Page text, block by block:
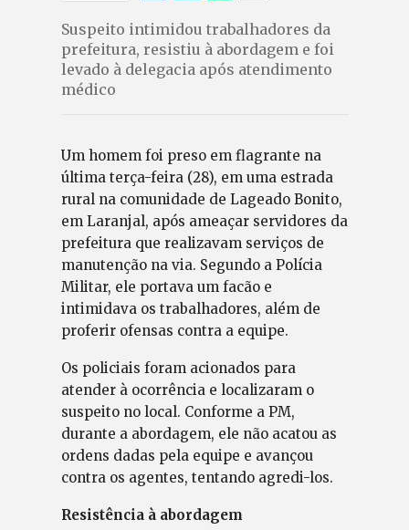
Suspeito intimidou trabalhadores da
prefeitura, resistiu à abordagem e foi
levado à delegacia após atendimento
médico
Um homem foi preso em flagrante na
última terça-feira (28), em uma estrada
rural na comunidade de Lageado Bonito,
em Laranjal, após ameaçar servidores da
prefeitura que realizavam serviços de
manutenção na via. Segundo a Polícia
Militar, ele portava um facão e
intimidava os trabalhadores, além de
proferir ofensas contra a equipe.
Os policiais foram acionados para
atender à ocorrência e localizaram o
suspeito no local. Conforme a PM,
durante a abordagem, ele não acatou as
ordens dadas pela equipe e avançou
contra os agentes, tentando agredi-los.
Resistência à abordagem